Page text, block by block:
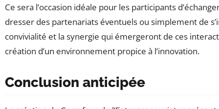
Ce sera l’occasion idéale pour les participants
dresser des partenariats éventuels ou simplement de
convivialité et la synergie qui émergeront de ces
création d’un environnement propice à l’innovation.
Conclusion anticipée